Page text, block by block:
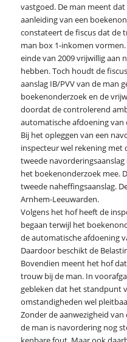
vastgoed. De man meent
aanleiding van een
constateert de fiscus dat de
man box 1-inkomen
einde van 2009 vrijwillig aan
hebben. Toch houdt de
aanslag IB/PVV van de man
boekenonderzoek en de
doordat de controlerend
automatische afdoening van
Bij het opleggen van een
inspecteur wel rekening met
tweede
het boekenonderzoek mee.
tweede naheffingsaanslag.
Arnhem-Leeuwarden.
Volgens het hof heeft de
begaan terwijl het
de automatische afdoening
Daardoor beschikt de
Bovendien meent het hof
trouw bij de man. In
gebleken dat het standpunt
omstandigheden wel
Zonder de aanwezigheid
de man is navordering nog